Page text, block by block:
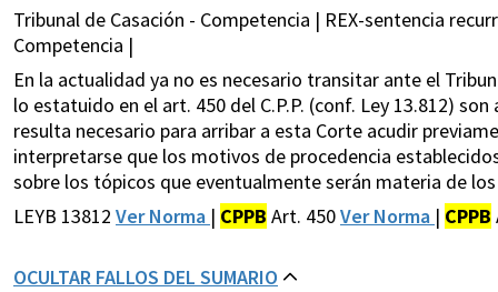
Tribunal de Casación - Competencia | REX-sentencia
Competencia |
En la actualidad ya no es necesario transitar ante el
lo estatuido en el art. 450 del C.P.P. (conf. Ley 13.812)
resulta necesario para arribar a esta Corte acudir
interpretarse que los motivos de procedencia
sobre los tópicos que eventualmente serán materia de
LEYB 13812 Ver Norma | CPPB Art. 450Ver Norma | CPPB
OCULTAR FALLOS DEL SUMARIO